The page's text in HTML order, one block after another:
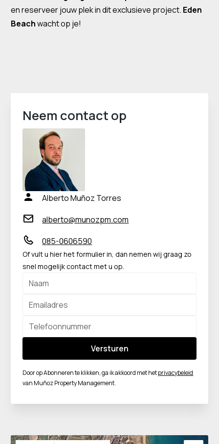
en reserveer jouw plek in dit exclusieve project. Eden
Beachwacht op je!
Neem contact op
Alberto Muñoz Torres
alberto@munozpm.com
085-0606590
Of vult u hier het formulier in, dan nemen wij graag zo
snel mogelijk contact met u op.
Door op Abonneren te klikken, ga ik akkoord met hetprivacybeleid
van Muñoz Property Management.